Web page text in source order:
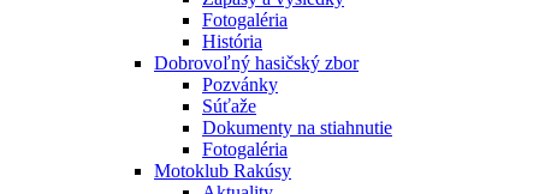
Fotogaléria
História
Dobrovoľný hasičský zbor
Pozvánky
Súťaže
Dokumenty na stiahnutie
Fotogaléria
Motoklub Rakúsy